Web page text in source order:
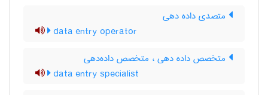
متصدی داده دهی
data entry operator
متخصص داده دهی ، متخصص داده‌دهی
data entry specialist